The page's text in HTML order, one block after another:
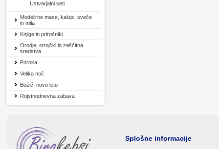
Ustvarjalni seti
Modelirne mase, kalupi, sveče
in mila
Knjige in priročniki
Orodje, strojčki in zaščitna
sredstva
Poroka
Velika noč
Božič, novo leto
Rojstnodnevna zabava
Splošne informacije